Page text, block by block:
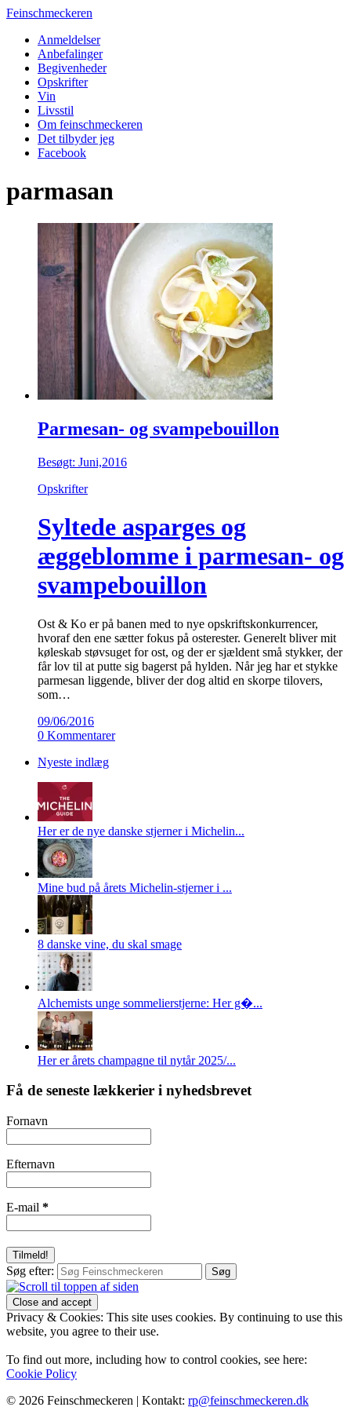
Feinschmeckeren
Anmeldelser
Anbefalinger
Begivenheder
Opskrifter
Vin
Livsstil
Om feinschmeckeren
Det tilbyder jeg
Facebook
parmasan
Parmesan- og svampebouillon
Besøgt: Juni,2016
Opskrifter
Syltede asparges og
æggeblomme i parmesan- og
svampebouillon
Ost & Ko er på banen med to nye opskriftskonkurrencer,
hvoraf den ene sætter fokus på osterester. Generelt bliver mit
køleskab støvsuget for ost, og der er sjældent små stykker, der
får lov til at putte sig bagerst på hylden. Når jeg har et stykke
parmesan liggende, bliver der dog altid en skorpe tilovers,
som…
09/06/2016
0 Kommentarer
Nyeste indlæg
Her er de nye danske stjerner i Michelin...
Mine bud på årets Michelin-stjerner i ...
8 danske vine, du skal smage
Alchemists unge sommelierstjerne: Her g�...
Her er årets champagne til nytår 2025/...
Få de seneste lækkerier i nyhedsbrevet
Fornavn
Efternavn
E-mail *
Søg efter:
Privacy & Cookies: This site uses cookies. By continuing to use this
website, you agree to their use.
To find out more, including how to control cookies, see here:
Cookie Policy
© 2026 Feinschmeckeren | Kontakt: rp@feinschmeckeren.dk